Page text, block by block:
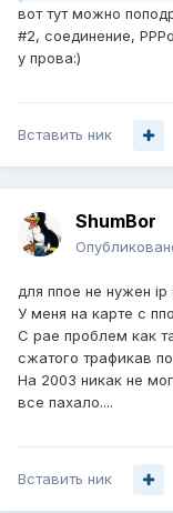
вот тут можно
#2, соединение,
у прова:)
Вставить ник
ShumBor
для ппое не нужен ip
У меня на карте с
С рае проблем как
сжатого трафикав
На 2003 никак не
все пахало....
Вставить ник